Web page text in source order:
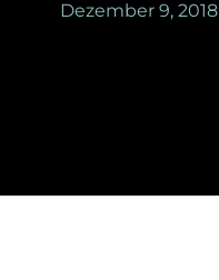
Dezember 9, 2018